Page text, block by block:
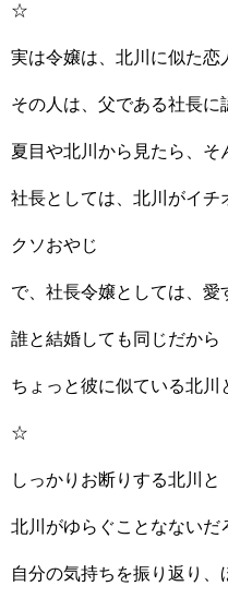
☆
実は令嬢は、北川に似た恋
その人は、父である社長に
夏目や北川から見たら、
社長としては、北川がイチ
クソおやじ
で、社長令嬢としては、愛
誰と結婚しても同じだから
ちょっと彼に似ている北川
☆
しっかりお断りする北川と
北川がゆらぐことなないだ
自分の気持ちを振り返り